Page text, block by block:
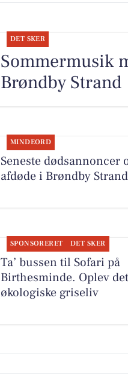
DET SKER
Sommermusik
Brøndby Strand
MINDEORD
Seneste dødsannoncer
afdøde i Brøndby Strand
SPONSORERET DET SKER
Ta’ bussen til Sofari på
Birthesminde. Oplev det
økologiske griseliv